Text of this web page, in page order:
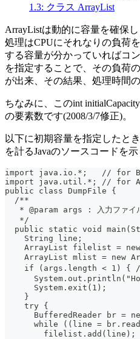
1.3: クラス ArrayList
ArrayListは動的に容量を確保
処理はCPUにそれなりの負荷
する容量が分かっていればコ
を指定することで、その負荷
が出来、その結果、処理時間
ちなみに、このint
の要素数です(2008/3/7修正)。
以下に初期容量を指定したと
を計るJavaのソースコードを示
import java.io.*;   // for
import java.util.*; // for
public class DumpFile {
  /**
* @param args : 入力ファイ
   */
public static void
    String line;
ArrayList filelist =
ArrayList mlist = new
if (args.length < 1) { //
      System.exit(1);
    }
    try {
BufferedReader br =
while ((line =
filelist.add(line);